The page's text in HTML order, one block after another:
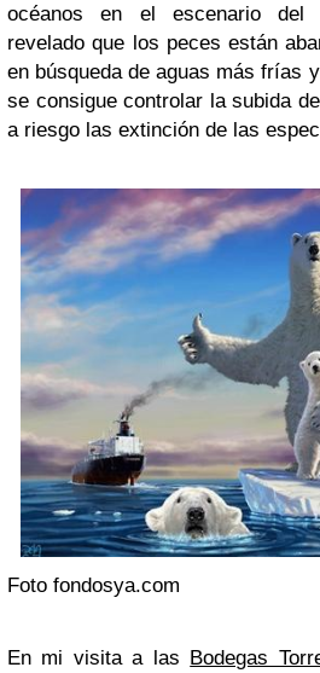
océanos en el escenario del
revelado que los peces están
en búsqueda de aguas más frías
se consigue controlar la subida
a riesgo las extinción de las
Foto fondosya.com
En mi visita a las Bodegas